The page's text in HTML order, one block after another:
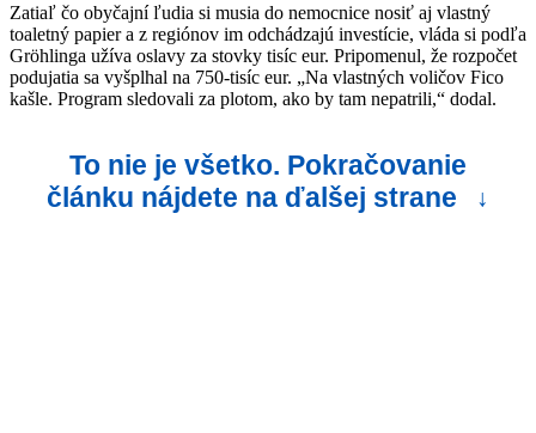
Zatiaľ čo obyčajní ľudia si musia do nemocnice nosiť aj vlastný
toaletný papier a z regiónov im odchádzajú investície, vláda si podľa
Gröhlinga užíva oslavy za stovky tisíc eur. Pripomenul, že rozpočet
podujatia sa vyšplhal na 750-tisíc eur. „Na vlastných voličov Fico
kašle. Program sledovali za plotom, ako by tam nepatrili,“ dodal.
To nie je všetko. Pokračovanie
článku nájdete na ďalšej strane
↓